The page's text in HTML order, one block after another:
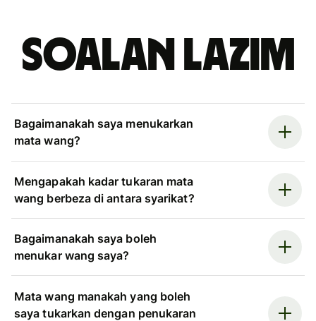
Soalan Lazim
Bagaimanakah saya menukarkan
mata wang?
Mengapakah kadar tukaran mata
wang berbeza di antara syarikat?
Bagaimanakah saya boleh
menukar wang saya?
Mata wang manakah yang boleh
saya tukarkan dengan penukaran